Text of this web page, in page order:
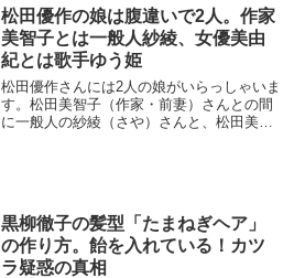
あると言われます。卒業後に、ギャルのコ
ンテスト「ギ...
松田優作の娘は腹違いで2人。作家
美智子とは一般人紗綾、女優美由
紀とは歌手ゆう姫
松田優作さんには2人の娘がいらっしゃいま
す。松田美智子（作家・前妻）さんとの間
に一般人の紗綾（さや）さんと、松田美由
なりました。
黒柳徹子の髪型「たまねぎヘア」
の作り方。飴を入れている！カツ
ラ疑惑の真相